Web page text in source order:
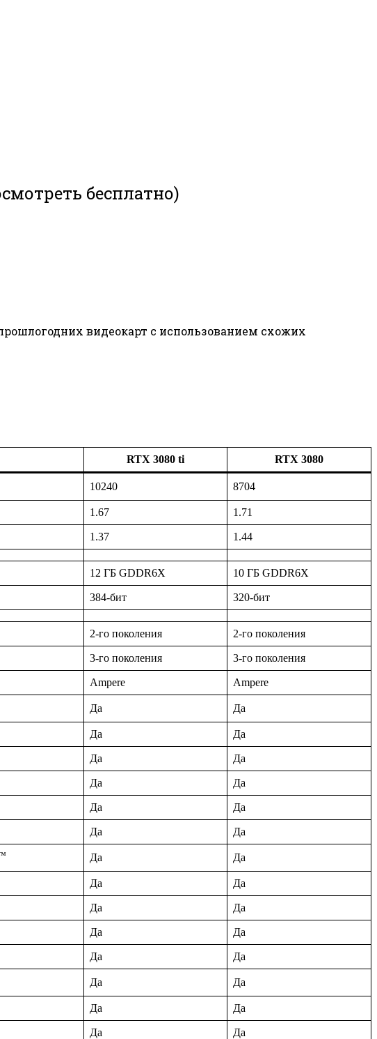
бесплатно)
видеокарт с использованием схожих
RTX 3080 ti RTX 3080
10240 8704
1.67 1.71
1.37 1.44
12 ГБ GDDR6X 10 ГБ GDDR6X
384-бит 320-бит
2-го поколения 2-го поколения
3-го поколения 3-го поколения
Ampere Ampere
Да Да
Да Да
Да Да
Да Да
Да Да
Да Да
Да Да
Да Да
Да Да
Да Да
Да Да
Да Да
Да Да
Да Да